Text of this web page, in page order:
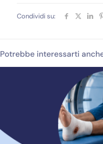
Condividi su:
Potrebbe interessarti